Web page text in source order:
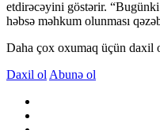
etdirəcəyini göstərir.
həbsə məhkum olunması
Daha çox oxumaq üçün daxil
Daxil ol Abunə ol